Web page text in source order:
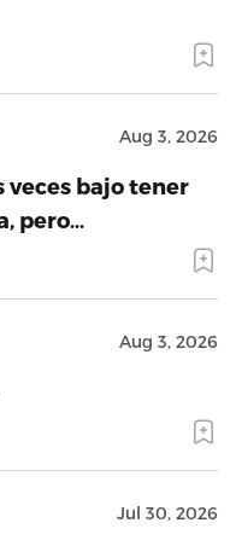
Aug 3, 2026
veces bajo tener
pero…
Aug 3, 2026
Jul 30, 2026